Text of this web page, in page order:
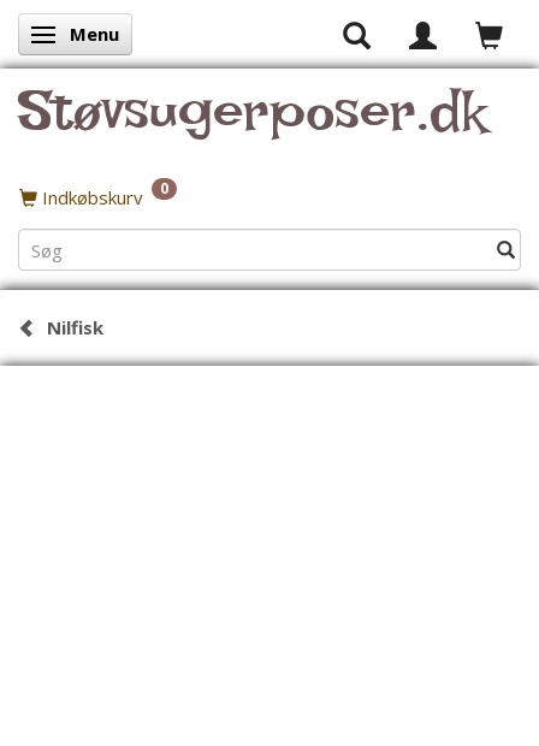
Skifte navigation
Menu
Støvsugerposer.dk
Indkøbskurv 0
Nilfisk